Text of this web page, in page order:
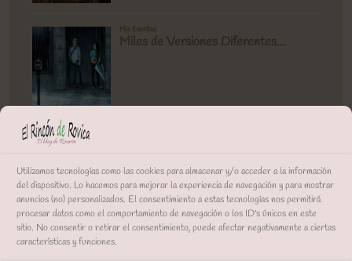
Utilizamos tecnologías como las cookies para almacenar y/o acceder a la información
del dispositivo. Lo hacemos para mejorar la experiencia de navegación y para mostrar
anuncios (no) personalizados. El consentimiento a estas tecnologías nos permitirá
procesar datos como el comportamiento de navegación o los ID's únicos en este
sitio. No consentir o retirar el consentimiento, puede afectar negativamente a ciertas
características y funciones.